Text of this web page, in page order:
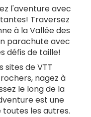
l'aventure avec
Traversez
à la Vallée des
parachute avec
défis de taille!
sites de VTT
nagez à
le long de la
est une
les autres.